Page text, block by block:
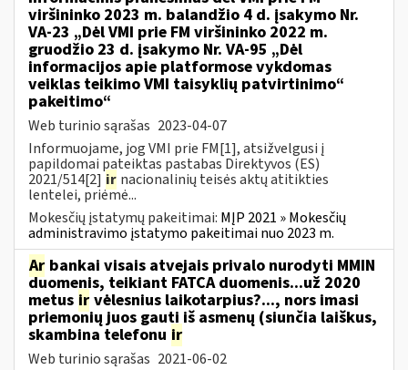
viršininko 2023 m. balandžio 4 d. įsakymo Nr.
VA-23 „Dėl VMI prie FM viršininko 2022 m.
gruodžio 23 d. įsakymo Nr. VA-95 „Dėl
informacijos apie platformose vykdomas
veiklas teikimo VMI taisyklių patvirtinimo“
pakeitimo“
Web turinio sąrašas 2023-04-07
Informuojame, jog VMI prie FM[1], atsižvelgusi į
papildomai pateiktas pastabas Direktyvos (ES)
2021/514[2] ir nacionalinių teisės aktų atitikties
lentelei, priėmė...
Mokesčių įstatymų pakeitimai: MĮP 2021 » Mokesčių
administravimo įstatymo pakeitimai nuo 2023 m.
Ar bankai visais atvejais privalo nurodyti MMIN
duomenis, teikiant FATCA duomenis...už 2020
metus ir vėlesnius laikotarpius?..., nors imasi
priemonių juos gauti iš asmenų (siunčia laiškus,
skambina telefonu ir
Web turinio sąrašas 2021-06-02